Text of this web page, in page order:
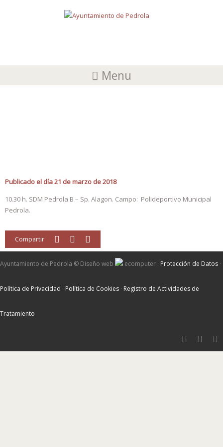
Menu
Publicado el día 21 de marzo de 2018
10.30 h. SDM Pedrola B – Sp. Alagon. Campo: Polideportivo Municipal
Pedrola.
Compartir
Ayuntamiento de Pedrola © Diseño web ecomputer · Protección de Datos ·
Política de Privacidad · Política de Cookies · Registro de Actividades de
Tratamiento